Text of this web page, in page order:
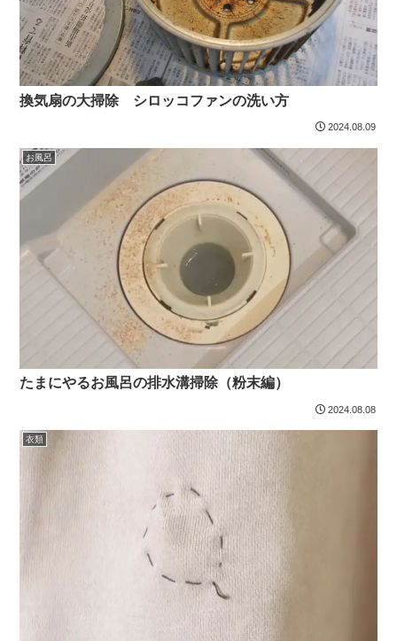
換気扇の大掃除 シロッコファンの洗い方
2024.08.09
お風呂
たまにやるお風呂の排水溝掃除（粉末編）
2024.08.08
衣類